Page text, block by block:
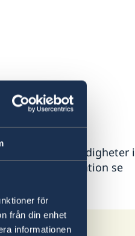
för
från din enhet
informationen
vid polismyndigheter i
För mer information se